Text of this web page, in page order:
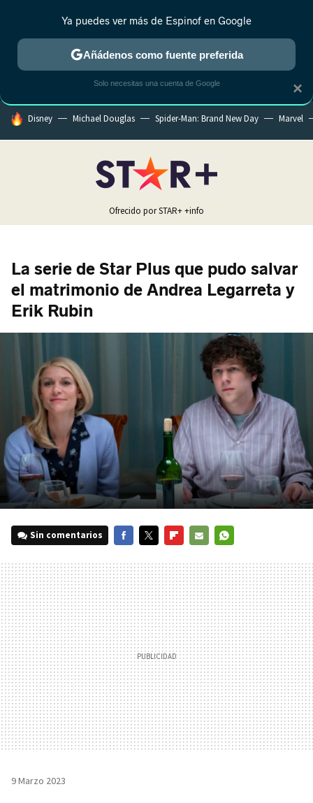
MENÚ NUEVO
ESTRENOS REALITY ANIME RANKINGS CINE
HOY SE HABLA DE
Disney Michael Douglas Spider-Man: Brand New Day Marvel
Ofrecido por STAR++info
La serie de Star Plus que pudo salvar
el matrimonio de Andrea Legarreta y
Erik Rubin
Sin comentarios
MAIL
9 Marzo 2023
×
Ya puedes ver más de Espinof en Google
Añádenos como fuente preferida
Solo necesitas una cuenta de Google